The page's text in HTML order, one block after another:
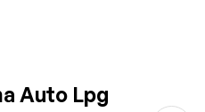
Auto Lpg